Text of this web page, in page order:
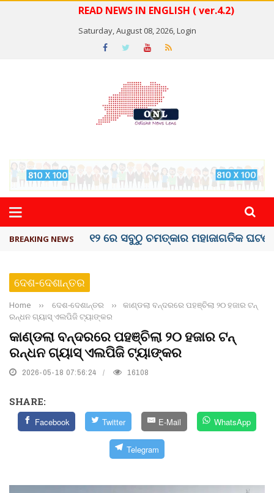
READ NEWS IN ENGLISH ( ver.4.2)
Saturday, August 08, 2026,Login
BREAKING NEWS କେରଳରେ ‘ରାଟ୍ ଫିଭର୍’ ଆତଙ୍କ, ୫୮ ମୃତ
ଦେଶ-ଦେଶାନ୍ତର
Home ›› ଦେଶ-ଦେଶାନ୍ତର ››
କାଣ୍ଡଲା ବନ୍ଦରରେ ପହଞ୍ଚିଲା ୨୦ ହଜାର ଟନ୍‌
ରନ୍ଧନ ଗ୍ୟାସ୍‌ ଏଲପିଜି ଟ୍ୟାଙ୍କର
କାଣ୍ଡଲା ବନ୍ଦରରେ ପହଞ୍ଚିଲା ୨୦ ହଜାର ଟନ୍‌
ରନ୍ଧନ ଗ୍ୟାସ୍‌ ଏଲପିଜି ଟ୍ୟାଙ୍କର
2026-05-18 07:56:24 16108
SHARE:
Facebook Twitter E-Mail WhatsApp
Telegram